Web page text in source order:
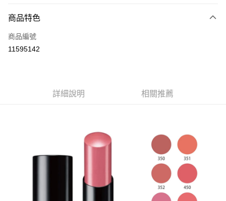
全家取貨付款
每筆NT$60，滿NT$599(含以上)免運費
付款後全家取貨
每筆NT$60，滿NT$599(含以上)免運費
商品特色
商品編號
11595142
詳細說明 相關推薦